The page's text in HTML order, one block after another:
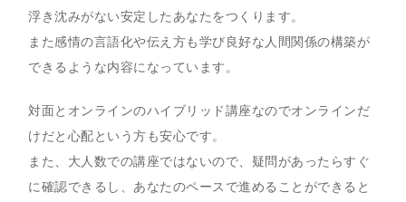
浮き沈みがない安定したあなたをつくります。
また感情の言語化や伝え方も学び良好な人間関係の構築が
できるような内容になっています。
対面とオンラインのハイブリッド講座なのでオンラインだ
けだと心配という方も安心です。
また、大人数での講座ではないので、疑問があったらすぐ
に確認できるし、あなたのペースで進めることができると